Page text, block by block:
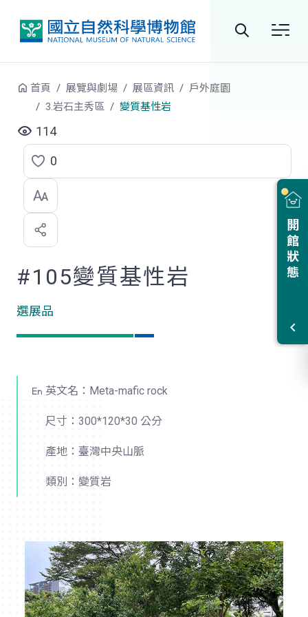
開館狀態
首頁 展覽與劇場 展區資訊
戶外庭園
3.岩石主秀區
變質基性岩
114
點
選
喜
歡
0
#105變質基性岩
選展品
英文名：Meta-mafic rock
尺寸：300*120*30 公分
產地：臺灣中央山脈
類別：變質岩